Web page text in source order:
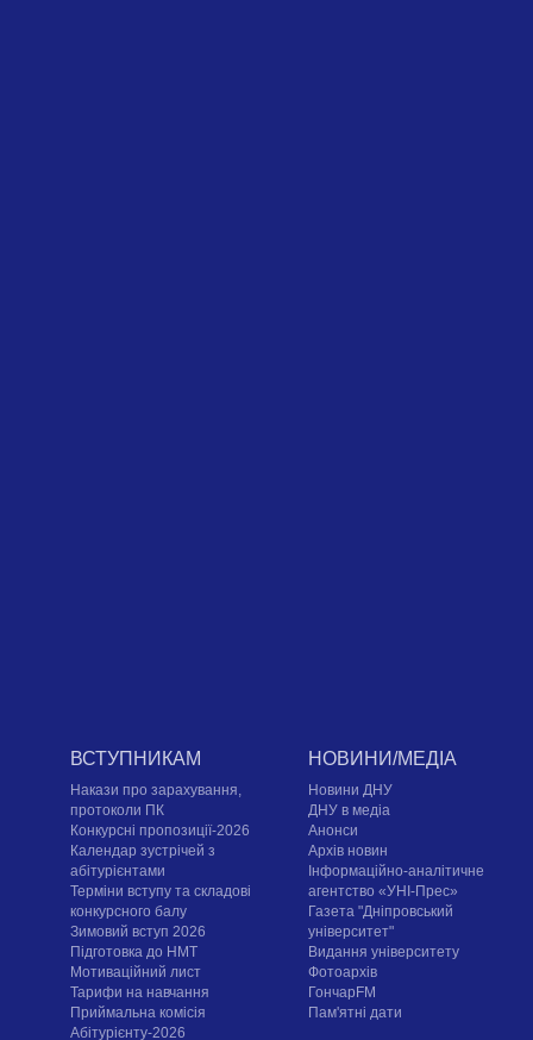
ВСТУПНИКАМ
Накази про зарахування,
протоколи ПК
Конкурсні пропозиції-2026
Календар зустрічей з
абітурієнтами
Терміни вступу та складові
конкурсного балу
Зимовий вступ 2026
Підготовка до НМТ
Мотиваційний лист
Тарифи на навчання
Приймальна комісія
Абітурієнту-2026
НОВИНИ/МЕДІА
Новини ДНУ
ДНУ в медіа
Анонси
Архів новин
Інформаційно-аналітичне
агентство «УНІ-Прес»
Газета "Дніпровський
університет"
Видання університету
Фотоархів
ГончарFM
Пам'ятні дати